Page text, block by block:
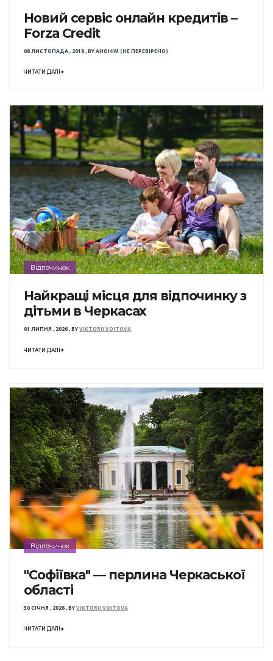
Новий сервіс онлайн кредитів –
Forza Credit
08 ЛИСТОПАДА , 2018,BYАНОНІМ (НЕ ПЕРЕВІРЕНО)
ЧИТАТИ ДАЛІ
Відпочинок
Найкращі місця для відпочинку з
дітьми в Черкасах
01 ЛИПНЯ , 2026,BYVIKTORIJ VOITOVA
ЧИТАТИ ДАЛІ
Відпочинок
"Софіївка" — перлина Черкаської
області
30 СІЧНЯ , 2026,BYVIKTORIJ VOITOVA
ЧИТАТИ ДАЛІ